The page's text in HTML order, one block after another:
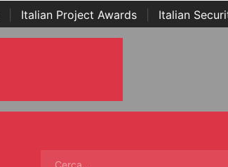
Italian Project Awards
Italian